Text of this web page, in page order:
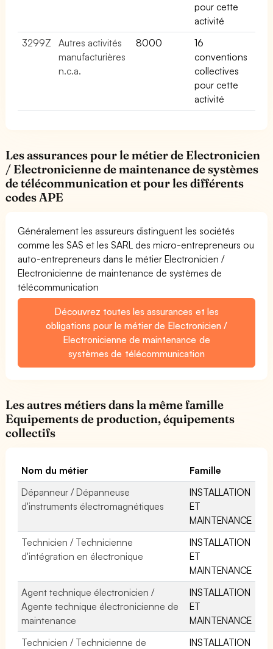
pour cette
activité
3299Z
Autres activités
manufacturières
n.c.a.
8000
16
conventions
collectives
pour cette
activité
Les assurances pour le métier de Electronicien
/ Electronicienne de maintenance de systèmes
de télécommunication et pour les différents
codes APE
Généralement les assureurs distinguent les sociétés
comme les SAS et les SARL des micro-entrepreneurs ou
auto-entrepreneurs dans le métier Electronicien /
Electronicienne de maintenance de systèmes de
télécommunication
Découvrez toutes les assurances et les
obligations pour le métier de Electronicien /
Electronicienne de maintenance de
systèmes de télécommunication
Les autres métiers dans la même famille
Equipements de production, équipements
collectifs
Nom du métier
Famille
Dépanneur / Dépanneuse
d'instruments électromagnétiques
INSTALLATION
ET
MAINTENANCE
Technicien / Technicienne
d'intégration en électronique
INSTALLATION
ET
MAINTENANCE
Agent technique électronicien /
Agente technique électronicienne de
maintenance
INSTALLATION
ET
MAINTENANCE
Technicien / Technicienne de
INSTALLATION